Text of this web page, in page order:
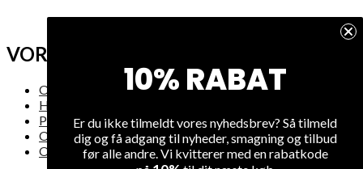
VORES FIRMA
Om os
Handelsbetingelser
Privatlivsregler
Om levering
Oversigt over hjemmesiden
10% RABAT
Er du ikke tilmeldt vores nyhedsbrev? Så tilmeld
dig og få adgang til nyheder, smagning og tilbud
før alle andre. Vi kvitterer med en rabatkode